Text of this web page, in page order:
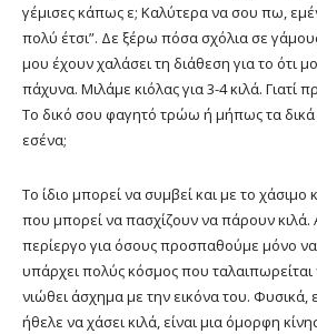
γέμισες κάπως ε; Καλύτερα να σου πω,
πολύ έτσι”. Δε ξέρω πόσα σχόλια σε
μου έχουν χαλάσει τη διάθεση για το ότι
πάχυνα. Μιλάμε κιόλας για 3-4 κιλά. Γιατί
Το δικό σου φαγητό τρώω ή μήπως τα δικά
εσένα;
Το ίδιο μπορεί να συμβεί και με το
που μπορεί να πασχίζουν να πάρουν κιλά.
περίεργο για όσους προσπαθούμε μόνο
υπάρχει πολύς κόσμος που ταλαιπωρείται
νιώθει άσχημα με την εικόνα του. Φυσικά,
ήθελε να χάσει κιλά, είναι μια όμορφη